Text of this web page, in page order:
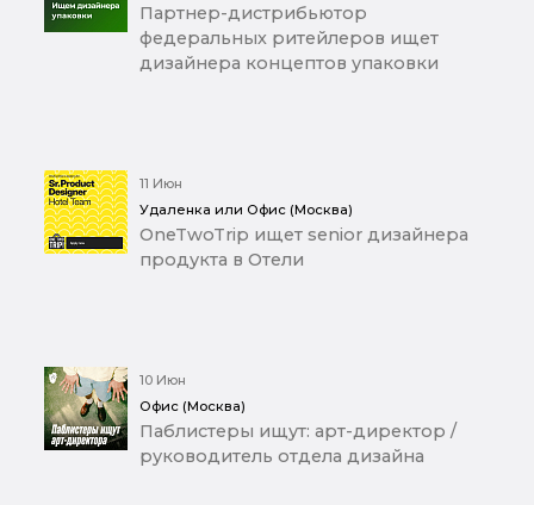
Партнер-дистрибьютор
федеральных ритейлеров ищет
дизайнера концептов упаковки
11 Июн
Удаленка или Офис (Москва)
OneTwoTrip ищет senior дизайнера
продукта в Отели
10 Июн
Офис (Москва)
Паблистеры ищут: арт-директор /
руководитель отдела дизайна